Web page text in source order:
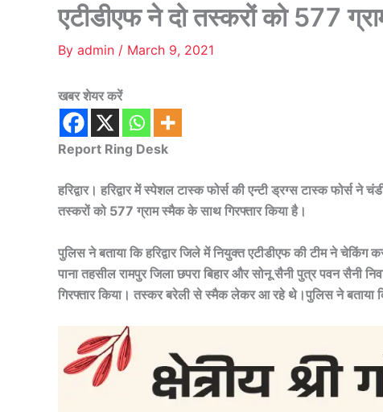
एटीडीएफ ने दो तस्करों को 577
By admin / March 9, 2021
खबर शेयर करें
Report Ring Desk
हरिद्वार। हरिद्वार में स्पेशल टास्क फोर्स की एन्टी ड्रग्स टास्क फोर्स
तस्करों को 577 ग्राम स्मैक के साथ गिरफ्तार किया है।
पुलिस ने बताया कि हरिद्वार जिले में नियुक्त एटीडीएफ की टीम ने चेकिंग
पाना तहसील रामपुर जिला छपरा बिहार और सोनू सैनी पुत्र पवन सैनी
गिरफ्तार किया। तस्कर बरेली से स्मैक लेकर आ रहे थे।पुलिस ने बताया